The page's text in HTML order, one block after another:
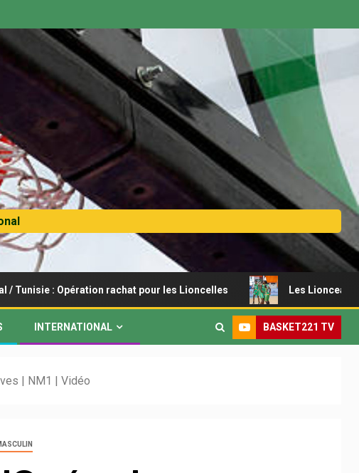
Opération rachat pour les Lioncelles Les Lionceaux s’offrent
INTERNATIONAL BASKET221 TV
| NM1 | Vidéo